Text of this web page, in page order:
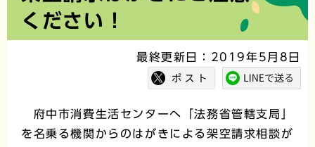
か
ください！
最終更新日：2019年5月8日
府中市消費生活センターへ「法務省管轄支局」
を名乗る機関からのはがきによる架空請求相談が